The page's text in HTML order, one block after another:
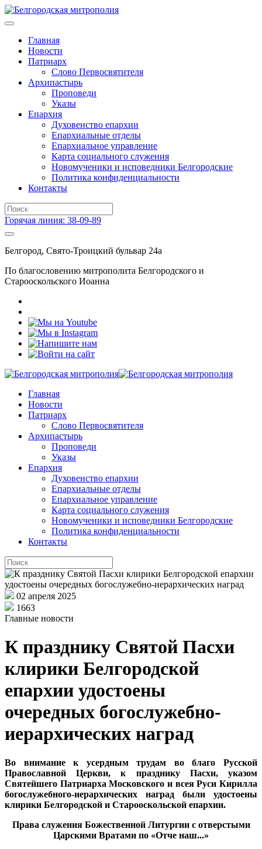
Главная
Новости
Патриарх
Слово Первосвятителя
Архипастырь
Проповеди
Указы
Епархия
Духовенство епархии
Епархиальные отделы
Епархиальное управление
Карта социального служения
Новомученики и исповедники Белгородские
Политика конфиденциальности
Контакты
Горячая линия: 38-09-89
Белгород, Свято-Троицкий бульвар 24а
По благословению митрополита Белгородского и
Старооскольского Иоанна
Главная
Новости
Патриарх
Слово Первосвятителя
Архипастырь
Проповеди
Указы
Епархия
Духовенство епархии
Епархиальные отделы
Епархиальное управление
Карта социального служения
Новомученики и исповедники Белгородские
Политика конфиденциальности
Контакты
02 апреля 2025
1663
Главные новости
К празднику Святой Пасхи
клирики Белгородской
епархии удостоены
очередных богослужебно-
иерархических наград
Во внимание к усердным трудам во благо Русской
Православной Церкви, к празднику Пасхи, указом
Святейшего Патриарха Московского и всея Руси Кирилла
богослужебного-иерархических наград были удостоены
клирики Белгородской и Старооскольской епархии.
Права служения Божественной Литургии с отверстыми
Царскими Вратами по «Отче наш...»